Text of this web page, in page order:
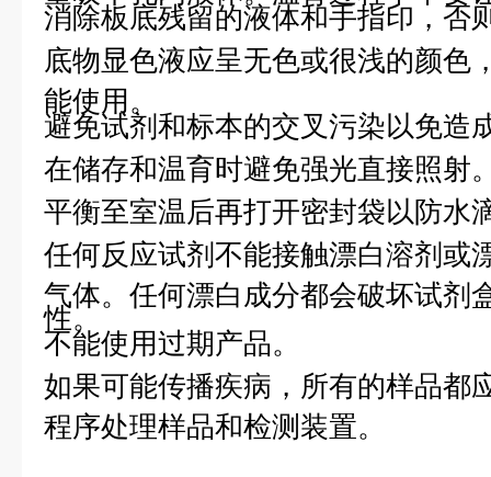
消除板底残留的液体和手指印，否
底物显色液应呈无色或很浅的颜色
能使用。
避免试剂和标本的交叉污染以免造
在储存和温育时避免强光直接照射
平衡至室温后再打开密封袋以防水
任何反应试剂不能接触漂白溶剂或
气体。任何漂白成分都会破坏试剂
性。
不能使用过期产品。
如果可能传播疾病，所有的样品都
程序处理样品和检测装置。